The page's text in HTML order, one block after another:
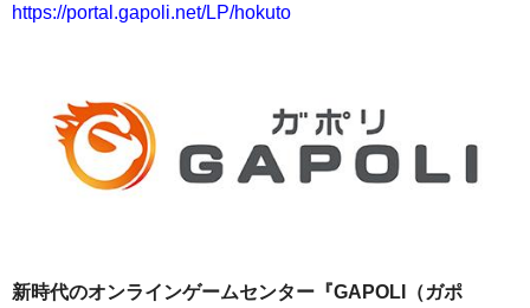
https://portal.gapoli.net/LP/hokuto
新時代のオンラインゲームセンター『GAPOLI（ガポ